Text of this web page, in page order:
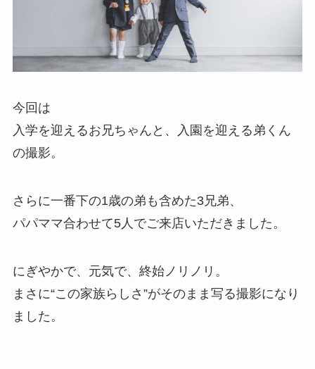
今回は
入学を迎えるお兄ちゃんと、入園を迎える弟くん
の撮影。
さらに一番下の1歳の弟も含めた3兄弟、
パパママ合わせて5人でご来店いただきました。
にぎやかで、元気で、終始ノリノリ。
まさに“この家族らしさ”がそのまま写る撮影になり
ました。